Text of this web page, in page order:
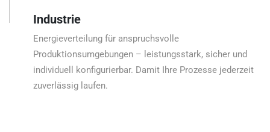
Industrie
Energieverteilung für anspruchsvolle
Produktionsumgebungen – leistungsstark, sicher und
individuell konfigurierbar. Damit Ihre Prozesse jederzeit
zuverlässig laufen.